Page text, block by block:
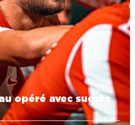
opéré avec succès